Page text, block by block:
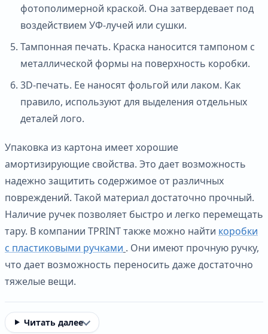
фотополимерной краской. Она затвердевает под
воздействием УФ-лучей или сушки.
Тампонная печать. Краска наносится тампоном с
металлической формы на поверхность коробки.
3D-печать. Ее наносят фольгой или лаком. Как
правило, используют для выделения отдельных
деталей лого.
Упаковка из картона имеет хорошие
амортизирующие свойства. Это дает возможность
надежно защитить содержимое от различных
повреждений. Такой материал достаточно прочный.
Наличие ручек позволяет быстро и легко перемещать
тару. В компании TPRINT также можно найти коробки
с пластиковыми ручками . Они имеют прочную ручку,
что дает возможность переносить даже достаточно
тяжелые вещи.
Читать далее